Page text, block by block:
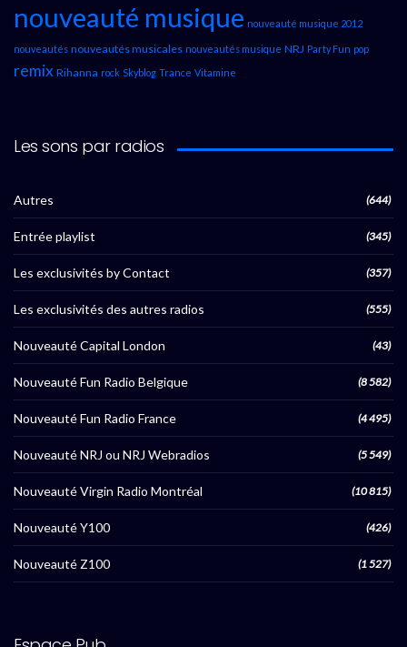
nouveauté musique nouveauté musique 2012
nouveautés nouveautés musicales nouveautés musique NRJ Party Fun pop
remix Rihanna rock Skyblog Trance Vitamine
Les sons par radios
Autres (644)
Entrée playlist (345)
Les exclusivités by Contact (357)
Les exclusivités des autres radios (555)
Nouveauté Capital London (43)
Nouveauté Fun Radio Belgique (8 582)
Nouveauté Fun Radio France (4 495)
Nouveauté NRJ ou NRJ Webradios (5 549)
Nouveauté Virgin Radio Montréal (10 815)
Nouveauté Y100 (426)
Nouveauté Z100 (1 527)